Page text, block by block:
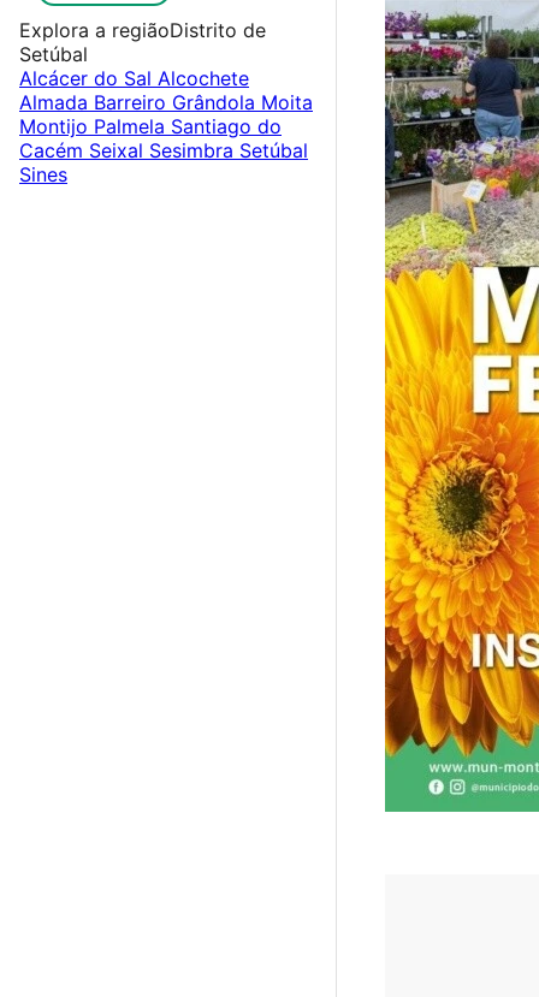
Explora a regiãoDistrito de
Setúbal
Alcácer do Sal Alcochete
Almada Barreiro Grândola Moita
Montijo Palmela Santiago do
Cacém Seixal Sesimbra Setúbal
Sines